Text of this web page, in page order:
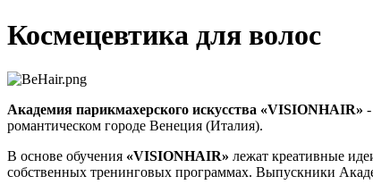
Космецевтика для волос
Академия парикмахерского искусства «VISIONHAIR»
романтическом городе Венеция (Италия).
В основе обучения «VISIONHAIR» лежат креативные
собственных тренинговых программах. Выпускники